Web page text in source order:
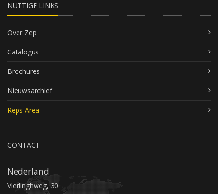
NUTTIGE LINKS
Over Zep
Catalogus
Brochures
Nieuwsarchief
Reps Area
CONTACT
Nederland
Vierlinghweg, 30